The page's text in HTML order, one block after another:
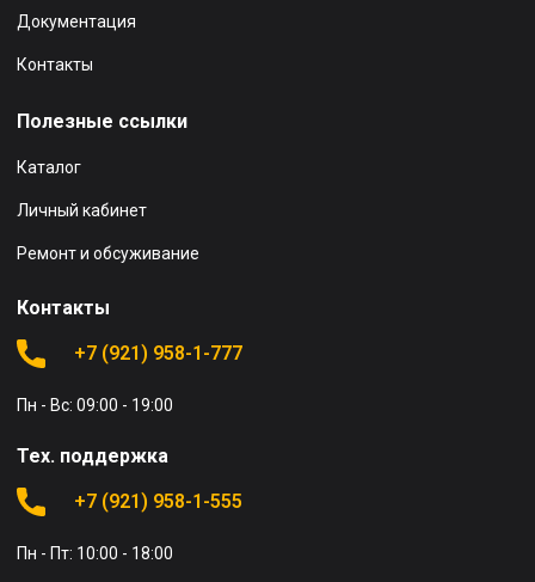
Документация
Контакты
Полезные ссылки
Каталог
Личный кабинет
Ремонт и обсуживание
Контакты
+7 (921) 958-1-777
Пн - Вс: 09:00 - 19:00
Тех. поддержка
+7 (921) 958-1-555
Пн - Пт: 10:00 - 18:00